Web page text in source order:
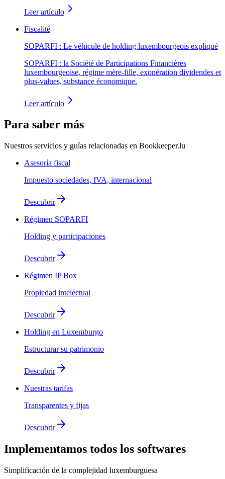
Leer artículo
Fiscalité
SOPARFI : Le véhicule de holding luxembourgeois expliqué
SOPARFI : la Société de Participations Financières
luxembourgeoise, régime mère-fille, exonération dividendes et
plus-values, substance économique.
Leer artículo
Para saber más
Nuestros servicios y guías relacionadas en Bookkeeper.lu
Asesoría fiscal
Impuesto sociedades, IVA, internacional
Descubrir
Régimen SOPARFI
Holding y participaciones
Descubrir
Régimen IP Box
Propiedad intelectual
Descubrir
Holding en Luxemburgo
Estructurar su patrimonio
Descubrir
Nuestras tarifas
Transparentes y fijas
Descubrir
Implementamos todos los softwares
Simplificación de la complejidad luxemburguesa